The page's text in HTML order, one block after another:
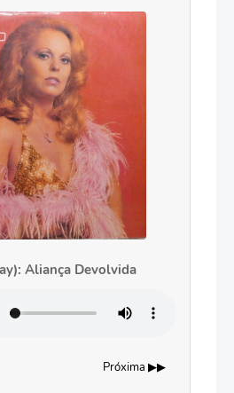
Aliança Devolvida
Próxima ▶▶